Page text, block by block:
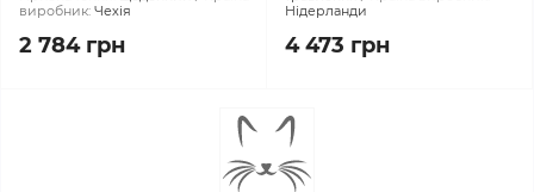
виробник: Чехія
2 784 грн
Нідерланди
4 473 грн